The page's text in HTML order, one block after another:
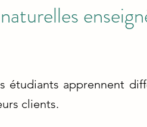
étudiants apprennent
clients.